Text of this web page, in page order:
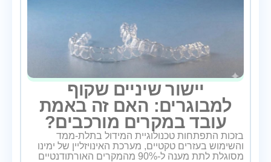
יישור שיניים שקוף
למבוגרים: האם זה באמת
עובד במקרים מורכבים?
בזכות התפתחות טכנולוגיית המידול בתלת-ממד
והשימוש בעזרים טקטיים, מערכת האינויזליין של ימינו
מסוגלת לתת מענה ל-90% מהמקרים האורתודנטיים